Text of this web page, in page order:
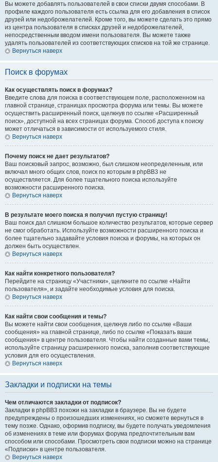
Вы можете добавлять пользователей в свои списки двумя способами. В
профиле каждого пользователя есть ссылка для его добавления в список
друзей или недоброжелателей. Кроме того, вы можете сделать это прямо
из центра пользователя в списках друзей и недоброжелателей,
непосредственным вводом имени пользователя. Вы можете также
удалять пользователей из соответствующих списков на той же странице.
Вернуться наверх
Поиск в форумах
Как осуществлять поиск в форумах?
Введите слова для поиска в соответствующем поле, расположенном на
главной странице, страницах просмотра форума или темы. Вы можете
осуществить расширенный поиск, щелкнув по ссылке «Расширенный
поиск», доступной на всех страницах форума. Способ доступа к поиску
может отличаться в зависимости от используемого стиля.
Вернуться наверх
Почему поиск не дает результатов?
Ваш поисковый запрос, возможно, был слишком неопределенным, или
включал много общих слов, поиск по которым в phpBB3 не
осуществляется. Для более тщательного поиска используйте
возможности расширенного поиска.
Вернуться наверх
В результате моего поиска я получил пустую страницу!
Ваш поиск дал слишком большое количество результатов, которые сервер
не смог обработать. Используйте возможности расширенного поиска и
более тщательно задавайте условия поиска и форумы, на которых он
должен быть осуществлен.
Вернуться наверх
Как найти конкретного пользователя?
Перейдите на страницу «Участники», щелкните по ссылке «Найти
пользователя», и задайте необходимые условия для поиска.
Вернуться наверх
Как найти свои сообщения и темы?
Вы можете найти свои сообщения, щелкнув либо по ссылке «Ваши
сообщения» на главной странице, либо по ссылке «Показать ваши
сообщения» в центре пользователя. Чтобы найти созданные вами темы,
используйте страницу расширенного поиска, заполнив соответствующие
условия для его осуществления.
Вернуться наверх
Закладки и подписки на темы
Чем отличаются закладки от подписок?
Закладки в phpBB3 похожи на закладки в браузере. Вы не будете
предупреждены о произошедших изменениях, но сможете вернуться в
тему позже. Однако, оформив подписку, вы будете получать уведомления
об изменениях в теме или форумах форума предпочтительным вам
способом или способами. Просмотреть свои подписки можно на странице
«Подписки» в центре пользователя.
Вернуться наверх